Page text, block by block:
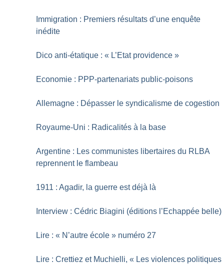
Immigration : Premiers résultats d’une enquête
inédite
Dico anti-étatique : « L’Etat providence »
Economie : PPP-partenariats public-poisons
Allemagne : Dépasser le syndicalisme de cogestion
Royaume-Uni : Radicalités à la base
Argentine : Les communistes libertaires du RLBA
reprennent le flambeau
1911 : Agadir, la guerre est déjà là
Interview : Cédric Biagini (éditions l’Echappée belle)
Lire : « N’autre école » numéro 27
Lire : Crettiez et Muchielli, « Les violences politiques